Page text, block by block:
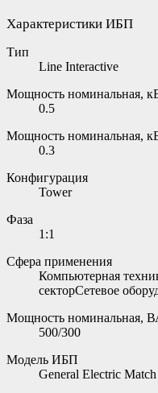
Характеристики ИБП
Тип
Line Interactive
Мощность номинальная,
0.5
Мощность номинальная,
0.3
Конфигурация
Tower
Фаза
1:1
Сфера применения
Компьютерная
секторСетевое
Мощность номинальная,
500/300
Модель ИБП
General Electric